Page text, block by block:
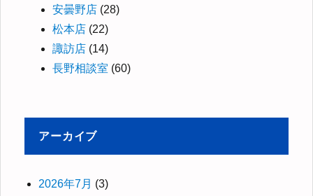
安曇野店 (28)
松本店 (22)
諏訪店 (14)
長野相談室 (60)
アーカイブ
2026年7月 (3)